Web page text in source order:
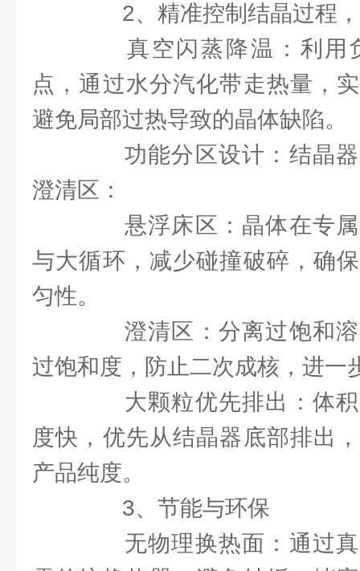
2、精准控制结晶过程，
真空闪蒸降温：利用
点，通过水分汽化带走热量，
避免局部过热导致的晶体缺陷。
功能分区设计：结晶器
澄清区：
悬浮床区：晶体在专属
与大循环，减少碰撞破碎，确
匀性。
澄清区：分离过饱和溶
过饱和度，防止二次成核，进一
大颗粒优先排出：体积
度快，优先从结晶器底部排出
产品纯度。
3、节能与环保
无物理换热面：通过真